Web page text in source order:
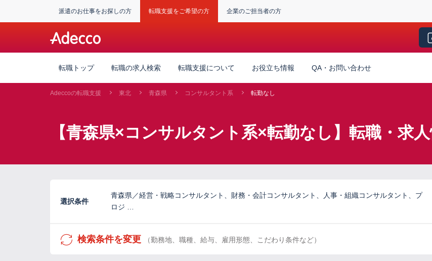
派遣のお仕事をお探しの方 転職支援をご希望の方 企業のご担当者の方
転職トップ 転職の求人検索 転職支援について お役立ち情報 QA・お問い合わせ
Adeccoの転職支援 東北 青森県 コンサルタント系 転勤なし
【青森県×コンサルタント系×転勤なし】転職・求
選択条件
青森県／経営・戦略コンサルタント、財務・会計コンサルタント、人事・組織コンサルタント、プ
ロジ …
検索条件を変更 （勤務地、職種、給与、雇用形態、こだわり条件など）